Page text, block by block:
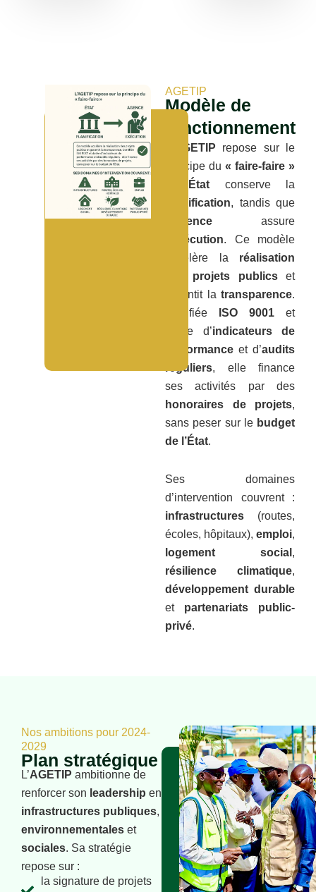
AGETIP
Modèle de
fonctionnement
AGETIP repose sur le
principe du « faire-faire »
État conserve la
planification, tandis que
Agence assure
l’exécution. Ce modèle
accélère la réalisation
des projets publicset
garantit la transparence.
Certifiée
ISO 9001 et
dotée d’indicateurs de
performance et d’audits
réguliers, elle finance
ses activités par des
honoraires de projets,
sans peser sur le budget
de l’État.
Ses domaines
d’intervention couvrent :
infrastructures (routes,
écoles, hôpitaux), emploi,
logement social ,
résilience climatique,
développement durable
et partenariats public-
privé.
Nos ambitions pour 2024-
2029
Plan stratégique
L’AGETIP ambitionne de
renforcer son leadership en
infrastructures publiques,
environnementales et
sociales. Sa stratégie
repose sur :
la signature de projets